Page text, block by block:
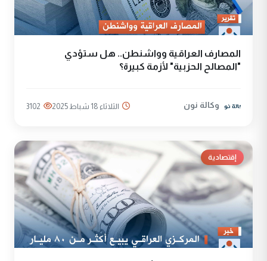
المصارف العراقية وواشنطن.. هل ستؤدي
"المصالح الحزبية" لأزمة كبيرة؟
وكالة نون الثلاثاء 18 شباط 2025 3102
إقتصادية